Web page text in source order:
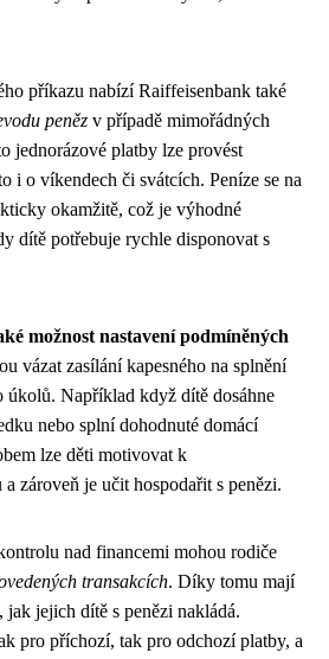
příkazu nabízí Raiffeisenbank také
peněz v případě mimořádných
jednorázové platby lze provést
i o víkendech či svátcích. Peníze se na
okamžitě, což je výhodné
dítě potřebuje rychle disponovat s
možnost nastavení podmíněných
vázat zasílání kapesného na splnění
úkolů. Například když dítě dosáhne
nebo splní dohodnuté domácí
lze děti motivovat k
zároveň je učit hospodařit s penězi.
nad financemi mohou rodiče
transakcích. Díky tomu mají
jejich dítě s penězi nakládá.
pro příchozí, tak pro odchozí platby, a